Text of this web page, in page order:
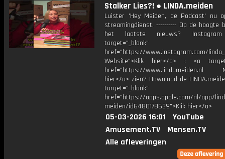
Stalker Lies?! ● LINDA.meiden
Luister 'Hey Meiden, de Podcast' nu
streamingdienst. ---------- Op de hoogte
het laatste nieuws?
target="_blank"
href="https://www.instagram.com/
Website">Klik hier</a> : <a
href="https://www.lindameiden.nl
hier</a> zien? Download de
target="_blank"
href="https://apps.apple.com/nl/app/
meiden/id6480178639">Klik hier</a>
05-03-2026 16:01
YouTube
Amusement.TV
Mensen.TV
Alle afleveringen